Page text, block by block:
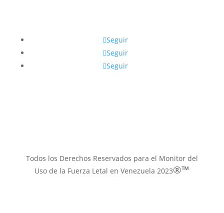
Seguir
Seguir
Seguir
Todos los Derechos Reservados para el Monitor del
Uso de la Fuerza Letal en Venezuela 2023®™